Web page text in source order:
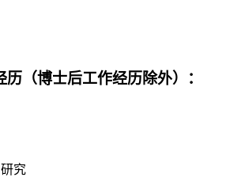
（博士后工作经历除外）：
究